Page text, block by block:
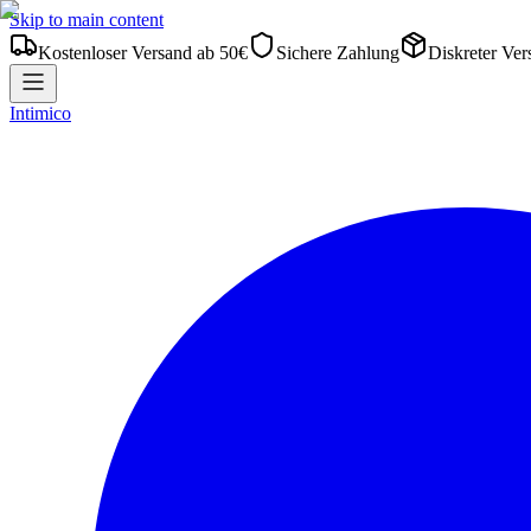
Skip to main content
Kostenloser Versand ab 50€
Sichere Zahlung Diskreter
Intimico